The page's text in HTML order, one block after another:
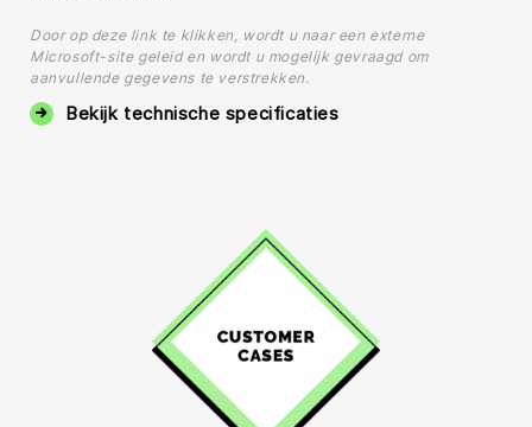
Door op deze link te klikken, wordt u naar een externe
Microsoft-site geleid en wordt u mogelijk gevraagd om
aanvullende gegevens te verstrekken.
Bekijk technische specificaties